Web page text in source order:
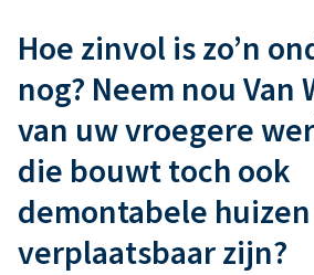
Hoe zinvol is zo’n
nog? Neem nou Van
van uw vroegere
die bouwt toch ook
demontabele
verplaatsbaar zijn?